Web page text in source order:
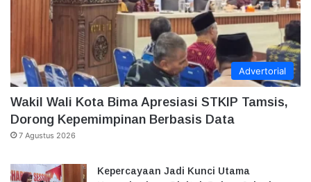
Advertorial
Wakil Wali Kota Bima Apresiasi STKIP Tamsis,
Dorong Kepemimpinan Berbasis Data
7 Agustus 2026
Kepercayaan Jadi Kunci Utama